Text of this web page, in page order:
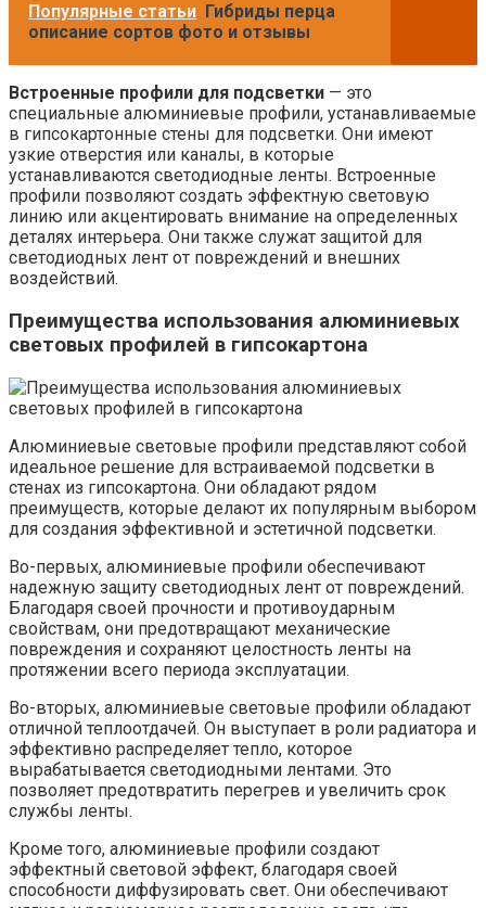
Популярные статьи Гибриды перца
описание сортов фото и отзывы
Встроенные профили для подсветки — это
специальные алюминиевые профили, устанавливаемые
в гипсокартонные стены для подсветки. Они имеют
узкие отверстия или каналы, в которые
устанавливаются светодиодные ленты. Встроенные
профили позволяют создать эффектную световую
линию или акцентировать внимание на определенных
деталях интерьера. Они также служат защитой для
светодиодных лент от повреждений и внешних
воздействий.
Преимущества использования алюминиевых
световых профилей в гипсокартона
Алюминиевые световые профили представляют собой
идеальное решение для встраиваемой подсветки в
стенах из гипсокартона. Они обладают рядом
преимуществ, которые делают их популярным выбором
для создания эффективной и эстетичной подсветки.
Во-первых, алюминиевые профили обеспечивают
надежную защиту светодиодных лент от повреждений.
Благодаря своей прочности и противоударным
свойствам, они предотвращают механические
повреждения и сохраняют целостность ленты на
протяжении всего периода эксплуатации.
Во-вторых, алюминиевые световые профили обладают
отличной теплоотдачей. Он выступает в роли радиатора и
эффективно распределяет тепло, которое
вырабатывается светодиодными лентами. Это
позволяет предотвратить перегрев и увеличить срок
службы ленты.
Кроме того, алюминиевые профили создают
эффектный световой эффект, благодаря своей
способности диффузировать свет. Они обеспечивают